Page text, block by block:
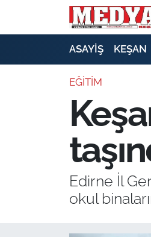
ASAYİŞ KEŞAN
EĞİTİM
Edirne İl
okul
E-GAZETE
SİYASET
EKONOMİ
SAĞLIK